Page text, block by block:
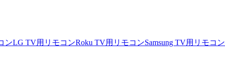
ンLG TV用リモコンRoku TV用リモコンSamsung TV用リモコン